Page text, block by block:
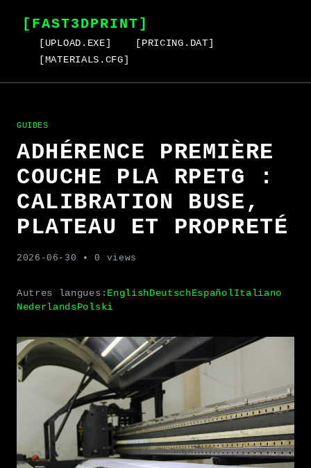
[FAST3DPRINT]
[UPLOAD.EXE]
[PRICING.DAT]
[MATERIALS.CFG]
GUIDES
ADHÉRENCE PREMIÈRE
COUCHE PLA RPETG :
CALIBRATION BUSE,
PLATEAU ET PROPRETÉ
2026-06-30 • 0 views
Autres langues: EnglishDeutschEspañolItaliano
NederlandsPolski